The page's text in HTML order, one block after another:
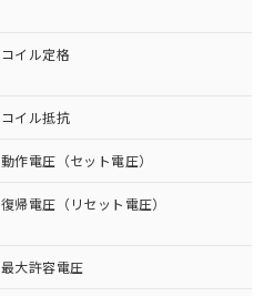
コイル定格
コイル抵抗
動作電圧（セット電圧）
復帰電圧（リセット電圧）
最大許容電圧